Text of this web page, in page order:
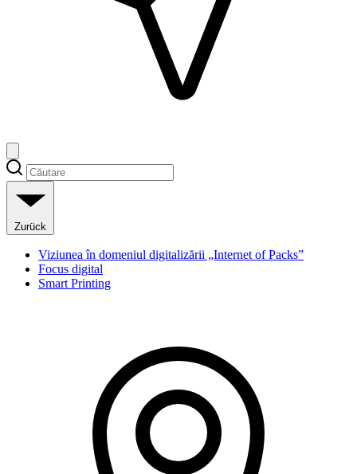
Zurück
Viziunea în domeniul digitalizării „Internet of Packs”
Focus digital
Smart Printing